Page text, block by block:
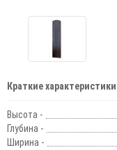
Краткие характеристики
Высота -
Глубина -
Ширина -